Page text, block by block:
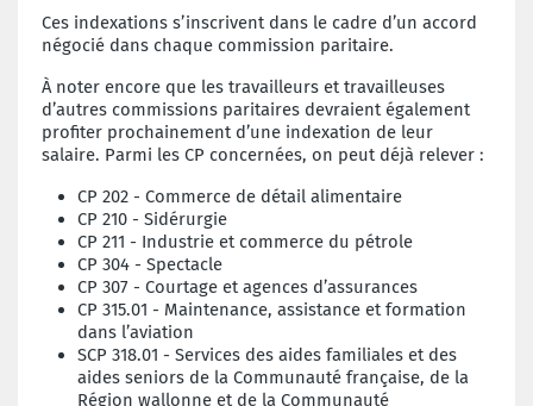
Ces indexations s’inscrivent dans le cadre d’un accord
négocié dans chaque commission paritaire.
À noter encore que les travailleurs et travailleuses
d’autres commissions paritaires devraient également
profiter prochainement d’une indexation de leur
salaire. Parmi les CP concernées, on peut déjà relever :
CP 202 - Commerce de détail alimentaire
CP 210 - Sidérurgie
CP 211 - Industrie et commerce du pétrole
CP 304 - Spectacle
CP 307 - Courtage et agences d’assurances
CP 315.01 - Maintenance, assistance et formation
dans l’aviation
SCP 318.01 - Services des aides familiales et des
aides seniors de la Communauté française, de la
Région wallonne et de la Communauté